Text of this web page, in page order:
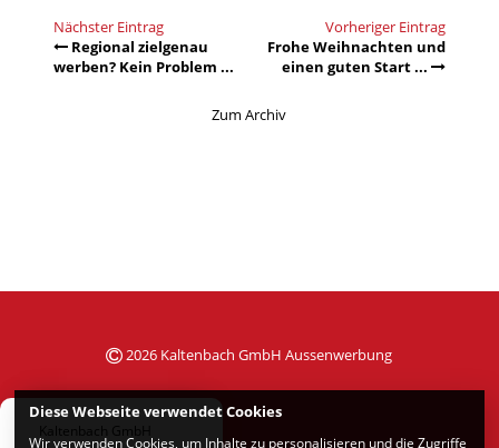
Nächster Eintrag
Regional zielgenau
werben? Kein Problem ...
Vorheriger Eintrag
Frohe Weihnachten und
einen guten Start ...
Zum Archiv
2026 Kaltenbach GmbH Aussenwerbung
Kaltenbach GmbH
Diese Webseite verwendet Cookies
Wir verwenden Cookies, um Inhalte zu personalisieren und die Zugriffe